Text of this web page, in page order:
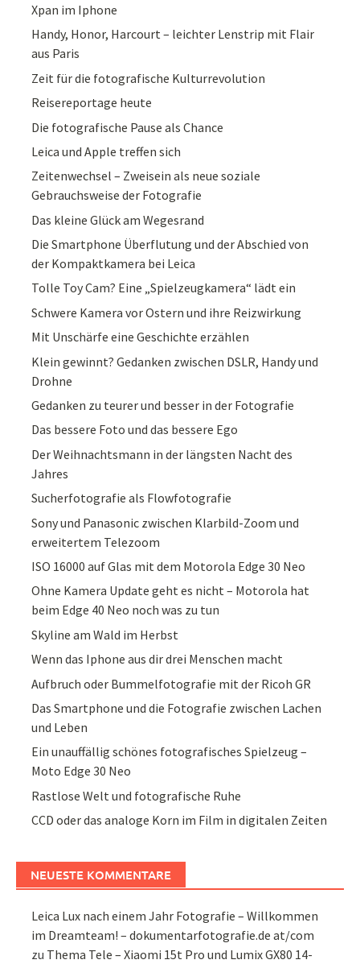
Xpan im Iphone
Handy, Honor, Harcourt – leichter Lenstrip mit Flair
aus Paris
Zeit für die fotografische Kulturrevolution
Reisereportage heute
Die fotografische Pause als Chance
Leica und Apple treffen sich
Zeitenwechsel – Zweisein als neue soziale
Gebrauchsweise der Fotografie
Das kleine Glück am Wegesrand
Die Smartphone Überflutung und der Abschied von
der Kompaktkamera bei Leica
Tolle Toy Cam? Eine „Spielzeugkamera“ lädt ein
Schwere Kamera vor Ostern und ihre Reizwirkung
Mit Unschärfe eine Geschichte erzählen
Klein gewinnt? Gedanken zwischen DSLR, Handy und
Drohne
Gedanken zu teurer und besser in der Fotografie
Das bessere Foto und das bessere Ego
Der Weihnachtsmann in der längsten Nacht des
Jahres
Sucherfotografie als Flowfotografie
Sony und Panasonic zwischen Klarbild-Zoom und
erweitertem Telezoom
ISO 16000 auf Glas mit dem Motorola Edge 30 Neo
Ohne Kamera Update geht es nicht – Motorola hat
beim Edge 40 Neo noch was zu tun
Skyline am Wald im Herbst
Wenn das Iphone aus dir drei Menschen macht
Aufbruch oder Bummelfotografie mit der Ricoh GR
Das Smartphone und die Fotografie zwischen Lachen
und Leben
Ein unauffällig schönes fotografisches Spielzeug –
Moto Edge 30 Neo
Rastlose Welt und fotografische Ruhe
CCD oder das analoge Korn im Film in digitalen Zeiten
NEUESTE KOMMENTARE
Leica Lux nach einem Jahr Fotografie – Willkommen
im Dreamteam! – dokumentarfotografie.de at/com
zu Thema Tele – Xiaomi 15t Pro und Lumix GX80 14-